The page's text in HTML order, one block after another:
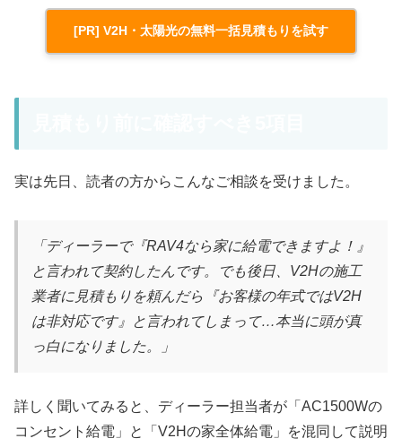
[PR] V2H・太陽光の無料一括見積もりを試す
実は先日、読者の方からこんなご相談を受けました。
「ディーラーで『RAV4なら家に給電できますよ！』
と言われて契約したんです。でも後日、V2Hの施工
業者に見積もりを頼んだら『お客様の年式ではV2H
は非対応です』と言われてしまって…本当に頭が真
っ白になりました。」
詳しく聞いてみると、ディーラー担当者が「AC1500Wの
コンセント給電」と「V2Hの家全体給電」を混同して説明